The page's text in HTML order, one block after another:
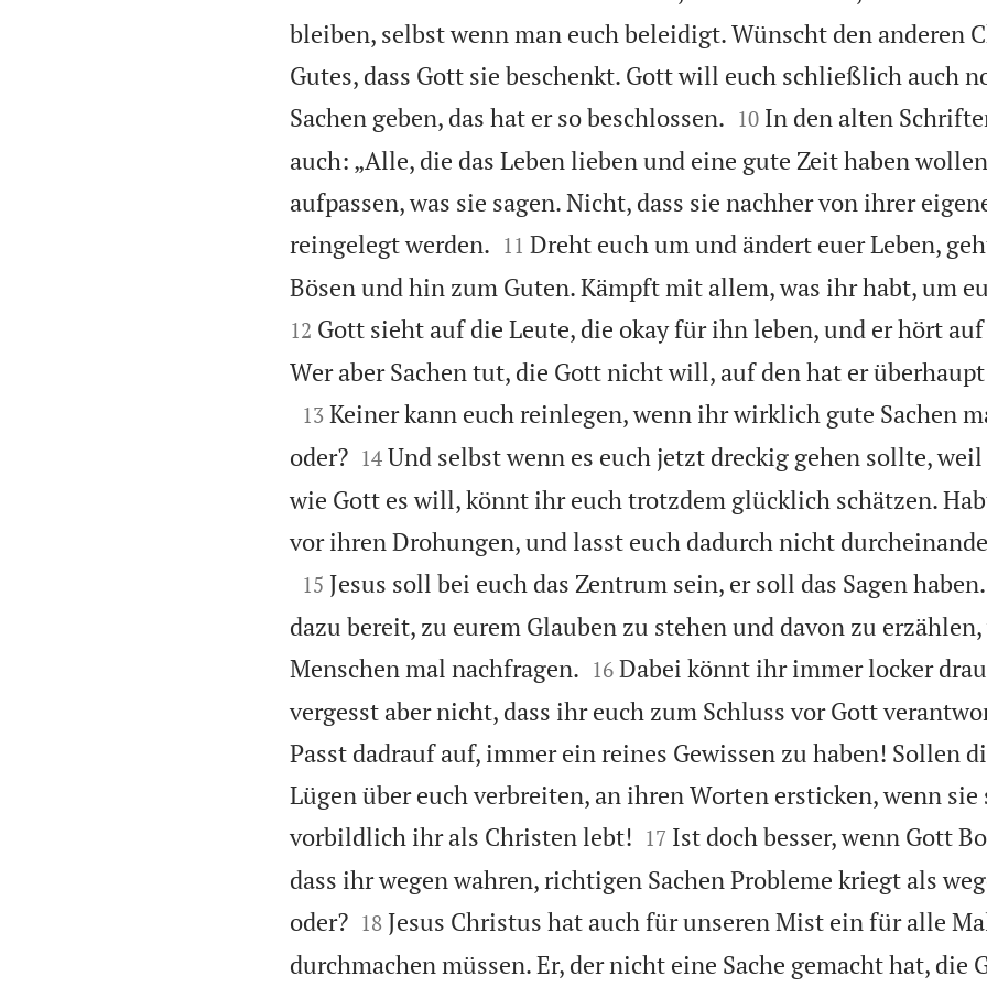
bleiben, selbst wenn man euch beleidigt. Wünscht den anderen
Gutes, dass Gott sie beschenkt. Gott will euch schließlich auch
Sachen geben, das hat er so beschlossen.
10 In den alten
auch: „Alle, die das Leben lieben und eine gute Zeit haben
aufpassen, was sie sagen. Nicht, dass sie nachher von ihrer
reingelegt werden.
11 Dreht euch um und ändert euer Leben,
Bösen und hin zum Guten. Kämpft mit allem, was ihr habt, um
12 Gott sieht auf die Leute, die okay für ihn leben, und er hört
Wer aber Sachen tut, die Gott nicht will, auf den hat er

13 Keiner kann euch reinlegen, wenn ihr wirklich gute Sachen
oder?
14 Und selbst wenn es euch jetzt dreckig gehen sollte,
wie Gott es will, könnt ihr euch trotzdem glücklich schätzen.
vor ihren Drohungen, und lasst euch dadurch nicht

15 Jesus soll bei euch das Zentrum sein, er soll das Sagen
dazu bereit, zu eurem Glauben zu stehen und davon zu
Menschen mal nachfragen.
16 Dabei könnt ihr immer locker
vergesst aber nicht, dass ihr euch zum Schluss vor Gott
Passt dadrauf auf, immer ein reines Gewissen zu haben! Sollen
Lügen über euch verbreiten, an ihren Worten ersticken, wenn sie
vorbildlich ihr als Christen lebt!
17 Ist doch besser, wenn Gott
dass ihr wegen wahren, richtigen Sachen Probleme kriegt als
oder?
18 Jesus Christus hat auch für unseren Mist ein für alle
durchmachen müssen. Er, der nicht eine Sache gemacht hat,